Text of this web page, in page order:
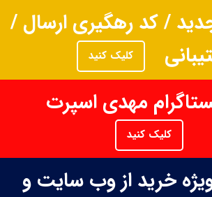
/ کد رهگیری ارسال /
کلیک کنید
مهدی اسپرت
کلیک کنید
خرید از وب سایت و